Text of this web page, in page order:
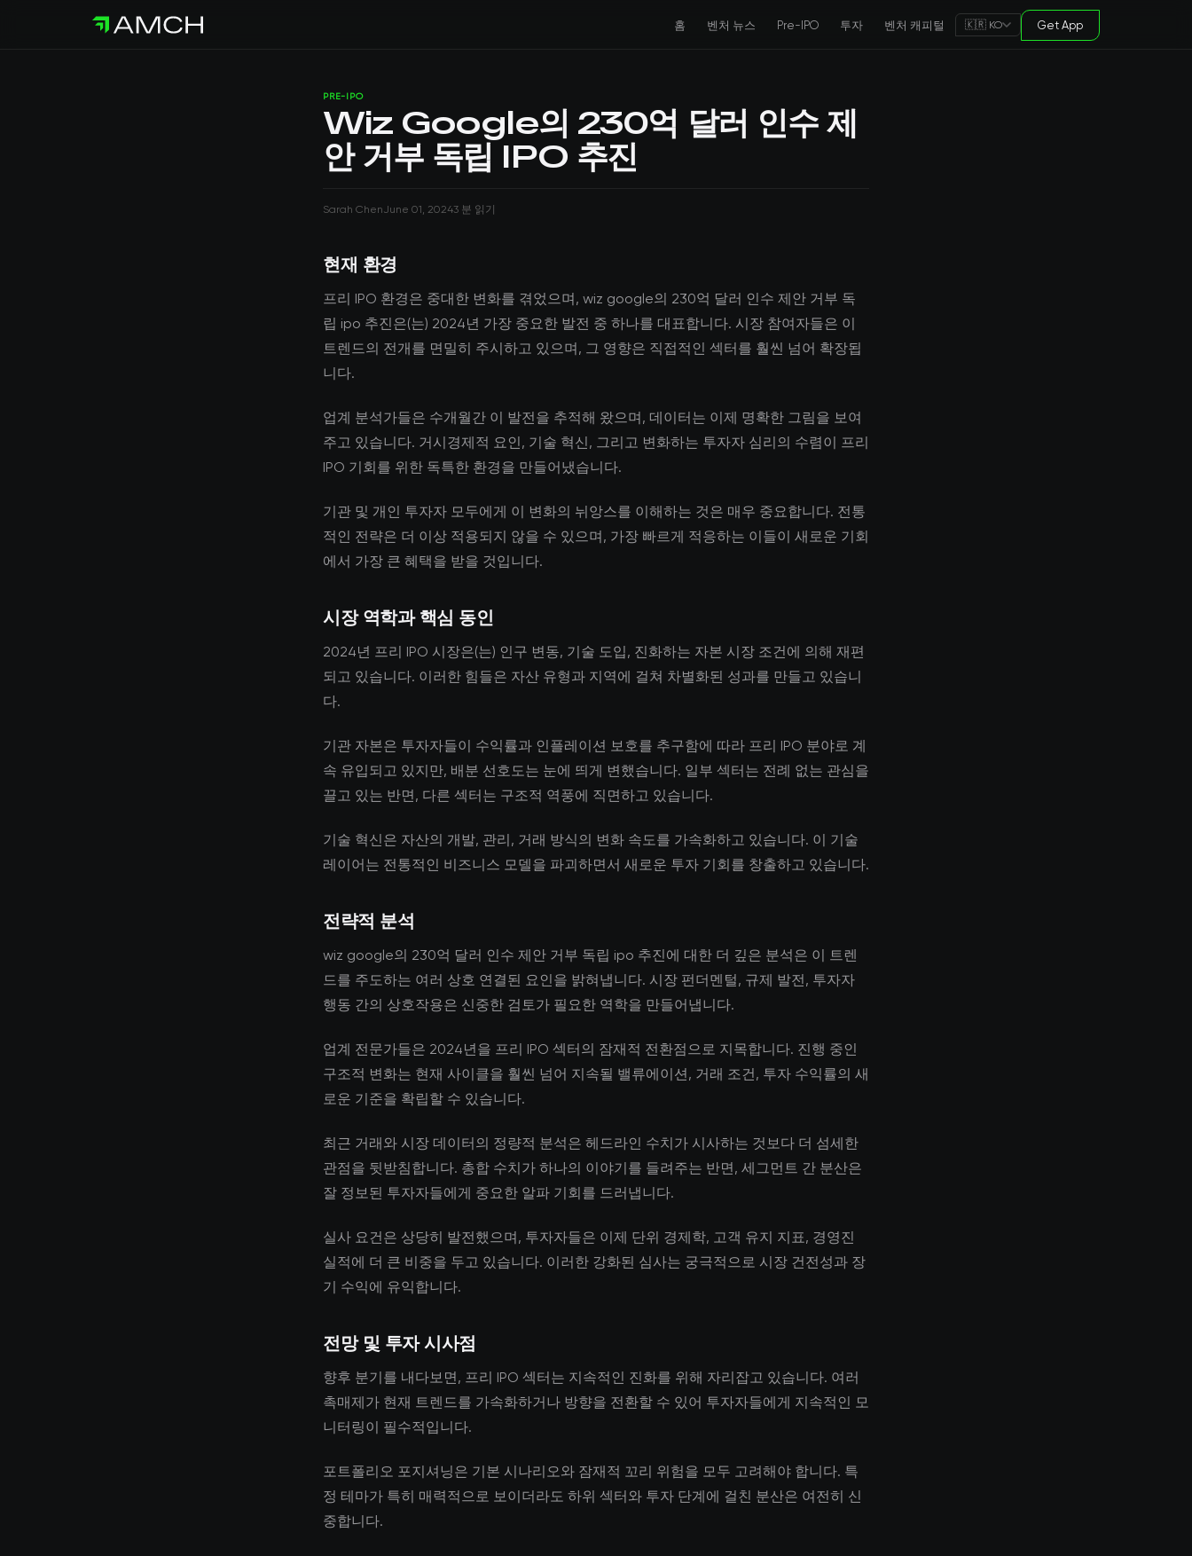
홈 벤처 뉴스 Pre-IPO 투자 벤처 캐피털 🇰🇷 KO Get App
PRE-IPO
Wiz Google의 230억 달러 인수 제
안 거부 독립 IPO 추진
Sarah ChenJune 01, 20243 분 읽기
현재 환경
프리 IPO 환경은 중대한 변화를 겪었으며, wiz google의 230억 달러 인수 제안 거부 독
립 ipo 추진은(는) 2024년 가장 중요한 발전 중 하나를 대표합니다. 시장 참여자들은 이
트렌드의 전개를 면밀히 주시하고 있으며, 그 영향은 직접적인 섹터를 훨씬 넘어 확장됩
니다.
업계 분석가들은 수개월간 이 발전을 추적해 왔으며, 데이터는 이제 명확한 그림을 보여
주고 있습니다. 거시경제적 요인, 기술 혁신, 그리고 변화하는 투자자 심리의 수렴이 프리
IPO 기회를 위한 독특한 환경을 만들어냈습니다.
기관 및 개인 투자자 모두에게 이 변화의 뉘앙스를 이해하는 것은 매우 중요합니다. 전통
적인 전략은 더 이상 적용되지 않을 수 있으며, 가장 빠르게 적응하는 이들이 새로운 기회
에서 가장 큰 혜택을 받을 것입니다.
시장 역학과 핵심 동인
2024년 프리 IPO 시장은(는) 인구 변동, 기술 도입, 진화하는 자본 시장 조건에 의해 재편
되고 있습니다. 이러한 힘들은 자산 유형과 지역에 걸쳐 차별화된 성과를 만들고 있습니
다.
기관 자본은 투자자들이 수익률과 인플레이션 보호를 추구함에 따라 프리 IPO 분야로 계
속 유입되고 있지만, 배분 선호도는 눈에 띄게 변했습니다. 일부 섹터는 전례 없는 관심을
끌고 있는 반면, 다른 섹터는 구조적 역풍에 직면하고 있습니다.
기술 혁신은 자산의 개발, 관리, 거래 방식의 변화 속도를 가속화하고 있습니다. 이 기술
레이어는 전통적인 비즈니스 모델을 파괴하면서 새로운 투자 기회를 창출하고 있습니다.
전략적 분석
wiz google의 230억 달러 인수 제안 거부 독립 ipo 추진에 대한 더 깊은 분석은 이 트렌
드를 주도하는 여러 상호 연결된 요인을 밝혀냅니다. 시장 펀더멘털, 규제 발전, 투자자
행동 간의 상호작용은 신중한 검토가 필요한 역학을 만들어냅니다.
업계 전문가들은 2024년을 프리 IPO 섹터의 잠재적 전환점으로 지목합니다. 진행 중인
구조적 변화는 현재 사이클을 훨씬 넘어 지속될 밸류에이션, 거래 조건, 투자 수익률의 새
로운 기준을 확립할 수 있습니다.
최근 거래와 시장 데이터의 정량적 분석은 헤드라인 수치가 시사하는 것보다 더 섬세한
관점을 뒷받침합니다. 총합 수치가 하나의 이야기를 들려주는 반면, 세그먼트 간 분산은
잘 정보된 투자자들에게 중요한 알파 기회를 드러냅니다.
실사 요건은 상당히 발전했으며, 투자자들은 이제 단위 경제학, 고객 유지 지표, 경영진
실적에 더 큰 비중을 두고 있습니다. 이러한 강화된 심사는 궁극적으로 시장 건전성과 장
기 수익에 유익합니다.
전망 및 투자 시사점
향후 분기를 내다보면, 프리 IPO 섹터는 지속적인 진화를 위해 자리잡고 있습니다. 여러
촉매제가 현재 트렌드를 가속화하거나 방향을 전환할 수 있어 투자자들에게 지속적인 모
니터링이 필수적입니다.
포트폴리오 포지셔닝은 기본 시나리오와 잠재적 꼬리 위험을 모두 고려해야 합니다. 특
정 테마가 특히 매력적으로 보이더라도 하위 섹터와 투자 단계에 걸친 분산은 여전히 신
중합니다.